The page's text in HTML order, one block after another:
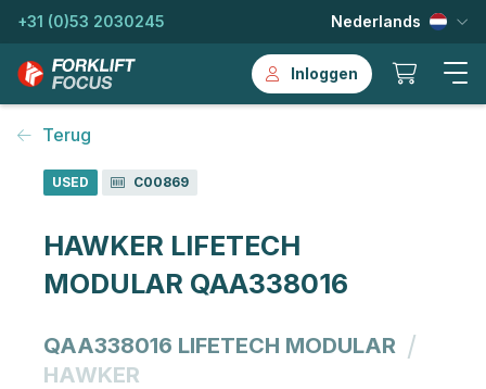
+31 (0)53 2030245 Nederlands
Inloggen
Terug
USED C00869
HAWKER LIFETECH
MODULAR QAA338016
QAA338016 LIFETECH MODULAR /
HAWKER